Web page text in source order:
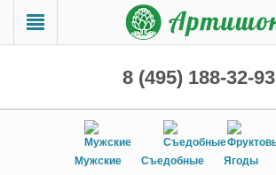
8 (495) 188-32-93
Мужские Съедобные Ягоды